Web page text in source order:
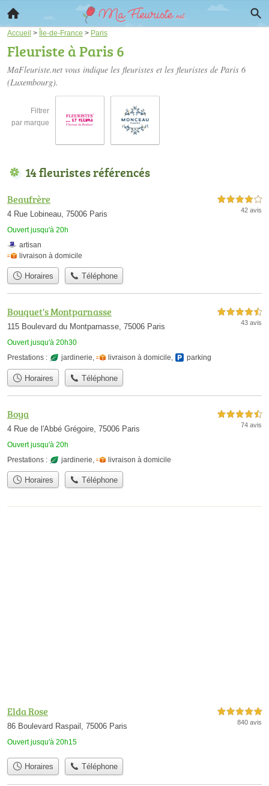
Accueil > Île-de-France > Paris
Fleuriste à Paris 6
MaFleuriste.net vous indique les fleuristes et les fleuristes de Paris 6
(Luxembourg).
Filtrer
par marque
14 fleuristes référencés
Beaufrère
4 Rue Lobineau, 75006 Paris
Ouvert jusqu'à 20h
4,0 étoiles sur 5
42 avis
artisan
livraison à domicile
Horaires Téléphone
Bouquet's Montparnasse
115 Boulevard du Montparnasse, 75006 Paris
Ouvert jusqu'à 20h30
4,5 étoiles sur 5
43 avis
Prestations : jardinerie, livraison à domicile, parking
Horaires Téléphone
Boya
4 Rue de l'Abbé Grégoire, 75006 Paris
Ouvert jusqu'à 20h
4,5 étoiles sur 5
74 avis
Prestations : jardinerie livraison à domicile
Horaires Téléphone
Elda Rose
86 Boulevard Raspail, 75006 Paris
Ouvert jusqu'à 20h15
5,0 étoiles sur 5
840 avis
Horaires Téléphone